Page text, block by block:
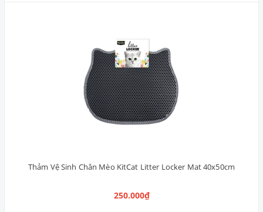
Thảm Vệ Sinh Chân Mèo KitCat Litter Locker Mat 40x50cm
250.000₫